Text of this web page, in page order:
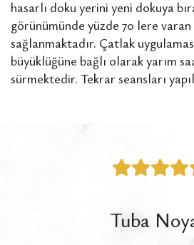
hasarlı doku yerini yeni dokuya
görünümünde yüzde 70 lere
sağlanmaktadır. Çatlak
büyüklüğüne bağlı olarak yarım
sürmektedir. Tekrar seansları
Tuba